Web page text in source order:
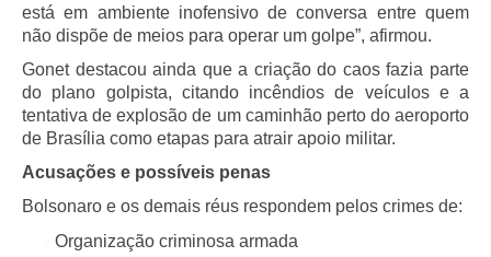
está em ambiente inofensivo de conversa entre quem
não dispõe de meios para operar um golpe”, afirmou.
Gonet destacou ainda que a criação do caos fazia parte
do plano golpista, citando incêndios de veículos e a
tentativa de explosão de um caminhão perto do aeroporto
de Brasília como etapas para atrair apoio militar.
Acusações e possíveis penas
Bolsonaro e os demais réus respondem pelos crimes de:
Organização criminosa armada